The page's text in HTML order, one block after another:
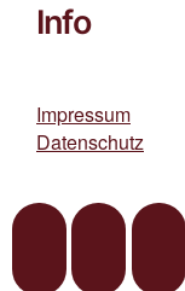
Info
Impressum
Datenschutz